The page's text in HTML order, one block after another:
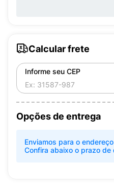
Calcular frete
Informe seu CEP
Opções de entrega
Enviamos para o
Confira abaixo o prazo